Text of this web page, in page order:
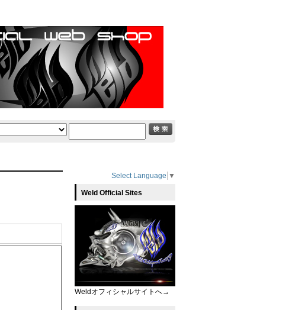
Select Language ▼
Weld Official Sites
Weldオフィシャルサイトへ→